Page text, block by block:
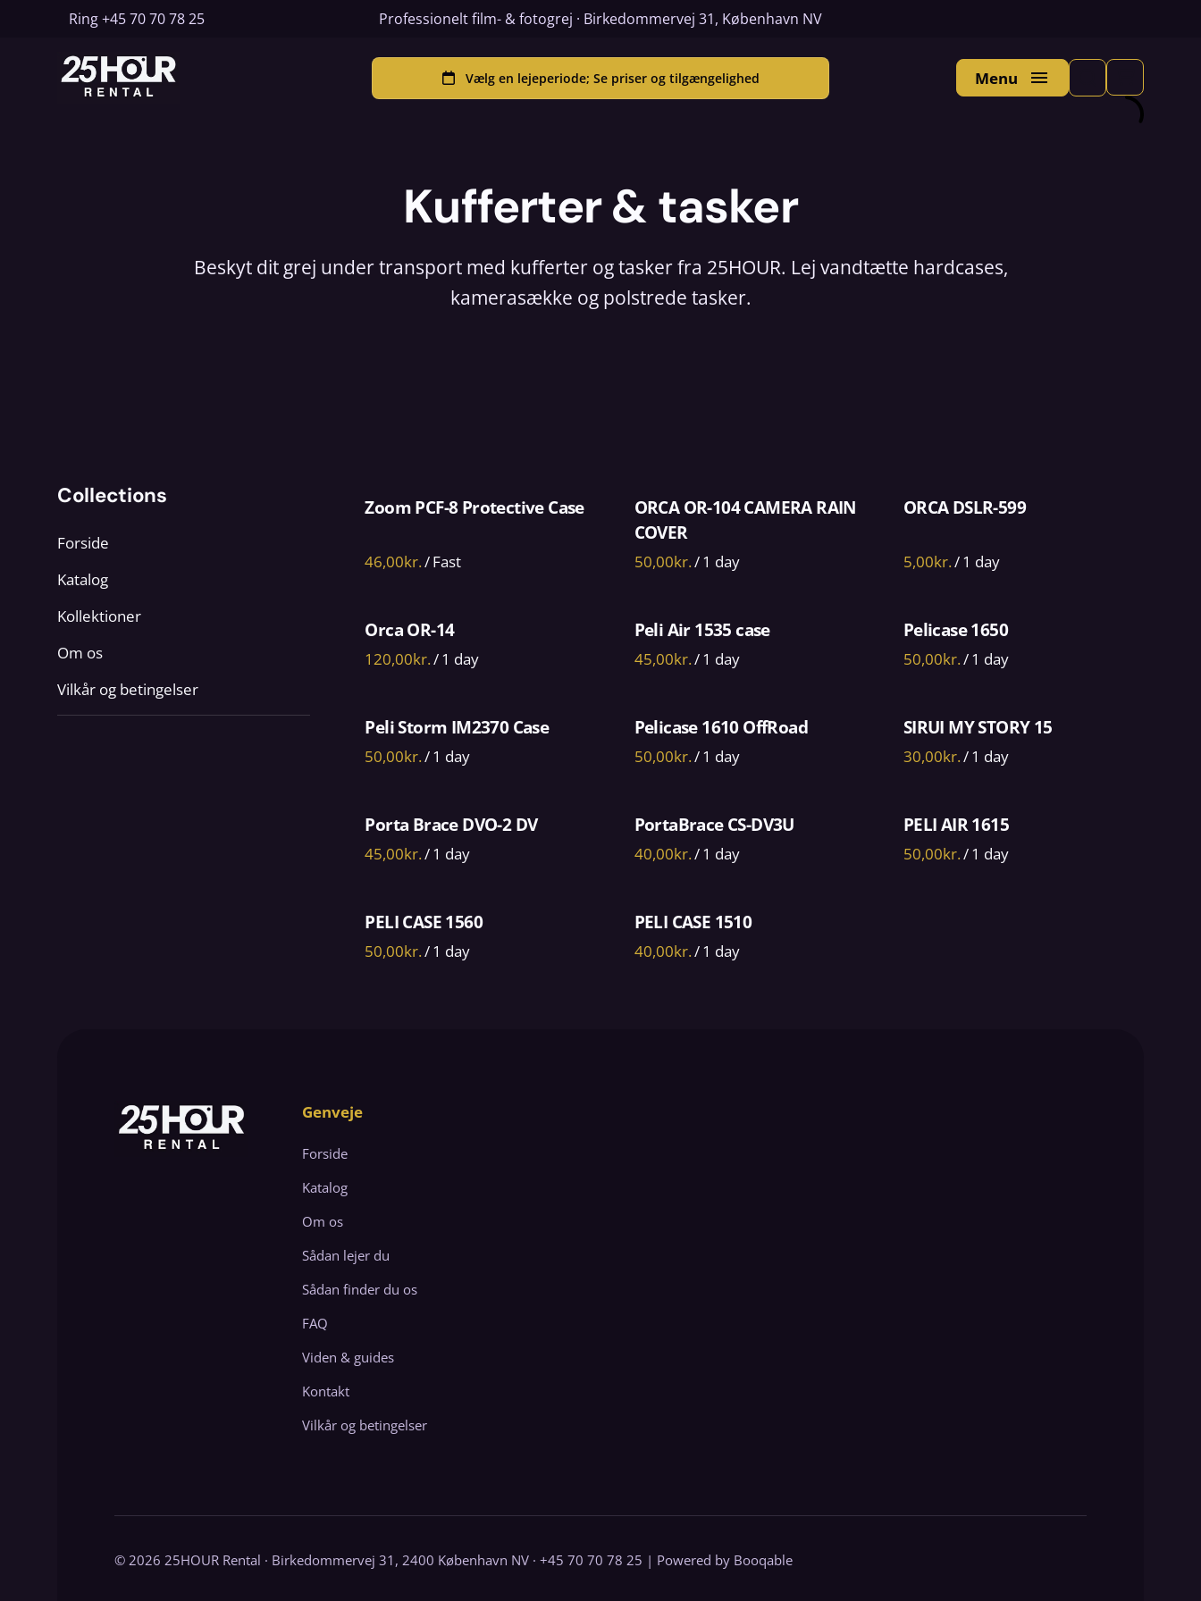
Ring+45 70 70 78 25 Professionelt film- & fotogrej · Birkedommervej 31, København NV
Menu
Kufferter & tasker
Beskyt dit grej under transport med kufferter og tasker fra 25HOUR. Lej vandtætte hardcases,
kamerasække og polstrede tasker.
Collections
Forside
Katalog
Kollektioner
Om os
Vilkår og betingelser
Zoom PCF-8 Protective Case
/
ORCA OR-104 CAMERA RAIN
COVER
/
ORCA DSLR-599
/
Orca OR-14
/
Peli Air 1535 case
/
Pelicase 1650
/
Peli Storm IM2370 Case
/
Pelicase 1610 OffRoad
/
SIRUI MY STORY 15
/
Porta Brace DVO-2 DV
/
PortaBrace CS-DV3U
/
PELI AIR 1615
/
PELI CASE 1560
/
PELI CASE 1510
/
Genveje
Forside
Katalog
Om os
Sådan lejer du
Sådan finder du os
FAQ
Viden & guides
Kontakt
Vilkår og betingelser
© 2026 25HOUR Rental · Birkedommervej 31, 2400 København NV · +45 70 70 78 25 | Powered by Booqable